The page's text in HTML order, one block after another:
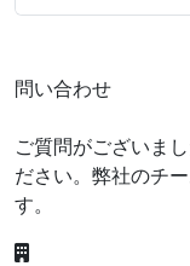
問い合わせ
ご質問がございま
ださい。弊社のチ
す。